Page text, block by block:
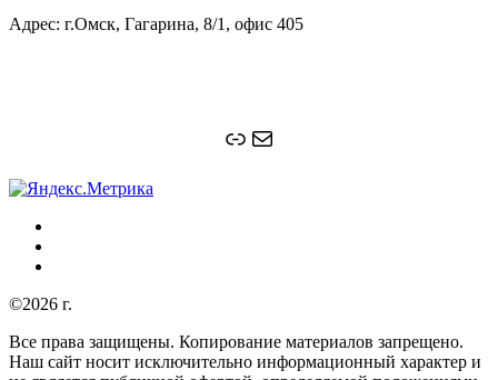
Адрес: г.Омск, Гагарина, 8/1, офис 405
Ссылка
Почта
©2026 г.
Все права защищены. Копирование материалов запрещено.
Наш сайт носит исключительно информационный характер и